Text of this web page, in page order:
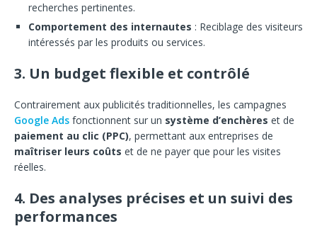
recherches pertinentes.
Comportement des internautes : Reciblage des visiteurs
intéressés par les produits ou services.
3. Un budget flexible et contrôlé
Contrairement aux publicités traditionnelles, les campagnes
Google Ads fonctionnent sur un système d’enchères et de
paiement au clic (PPC), permettant aux entreprises de
maîtriser leurs coûts et de ne payer que pour les visites
réelles.
4. Des analyses précises et un suivi des
performances